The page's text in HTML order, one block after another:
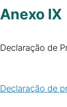
Anexo IX
Declaração de
Declaração de